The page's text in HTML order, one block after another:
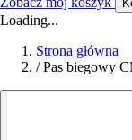
Loading...
Strona główna
/ Pas biegowy